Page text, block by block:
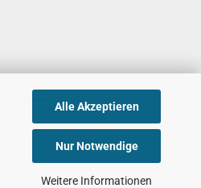
Alle Akzeptieren
Nur Notwendige
Weitere Informationen